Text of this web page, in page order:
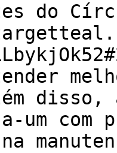
do
um